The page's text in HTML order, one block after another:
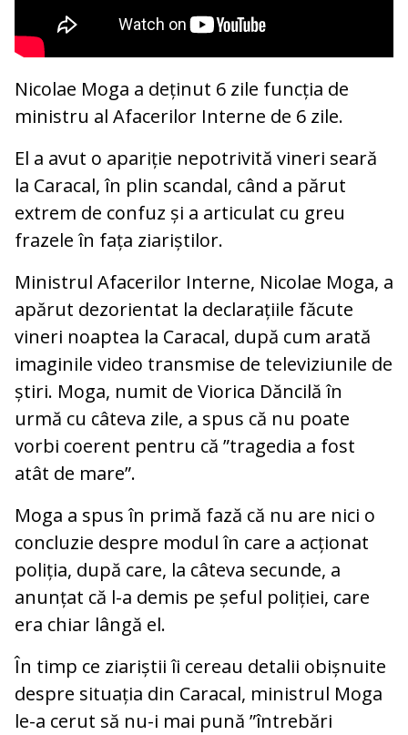
Nicolae Moga a deținut 6 zile funcția de
ministru al Afacerilor Interne de 6 zile.
El a avut o apariție nepotrivită vineri seară
la Caracal, în plin scandal, când a părut
extrem de confuz și a articulat cu greu
frazele în fața ziariștilor.
Ministrul Afacerilor Interne, Nicolae Moga, a
apărut dezorientat la declarațiile făcute
vineri noaptea la Caracal, după cum arată
imaginile video transmise de televiziunile de
știri. Moga, numit de Viorica Dăncilă în
urmă cu câteva zile, a spus că nu poate
vorbi coerent pentru că ”tragedia a fost
atât de mare”.
Moga a spus în primă fază că nu are nici o
concluzie despre modul în care a acționat
poliția, după care, la câteva secunde, a
anunțat că l-a demis pe șeful poliției, care
era chiar lângă el.
În timp ce ziariștii îi cereau detalii obișnuite
despre situația din Caracal, ministrul Moga
le-a cerut să nu-i mai pună ”întrebări